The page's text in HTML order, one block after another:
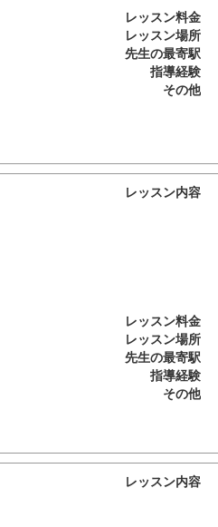
レッスン料金
レッスン場所
先生の最寄駅
指導経験
その他
レッスン内容
レッスン料金
レッスン場所
先生の最寄駅
指導経験
その他
レッスン内容